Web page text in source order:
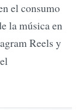
el consumo
la música en
Reels y